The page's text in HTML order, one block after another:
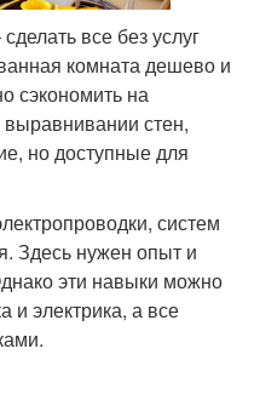
все без услуг
комната дешево и
сэкономить на
стен,
но доступные для
систем
Здесь нужен опыт и
эти навыки можно
и электрика, а все